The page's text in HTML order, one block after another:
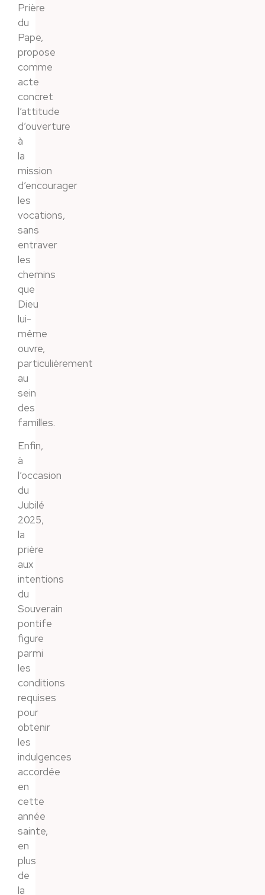
Prière
du
Pape,
propose
comme
acte
concret
l’attitude
d’ouverture
à
la
mission
d’encourager
les
vocations,
sans
entraver
les
chemins
que
Dieu
lui-
même
ouvre,
particulièrement
au
sein
des
familles.
Enfin,
à
l’occasion
du
Jubilé
2025,
la
prière
aux
intentions
du
Souverain
pontife
figure
parmi
les
conditions
requises
pour
obtenir
les
indulgences
accordée
en
cette
année
sainte,
en
plus
de
la